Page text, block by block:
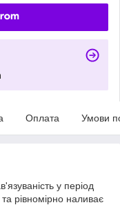
Оплата Умови
у період
рівномірно наливає